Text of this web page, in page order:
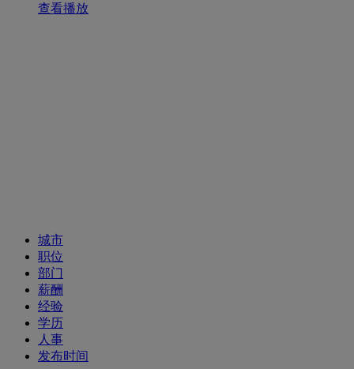
查看播放
城市
职位
部门
薪酬
经验
学历
人事
发布时间